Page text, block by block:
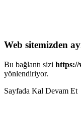
Web sitemizden
Bu bağlantı sizi https://
yönlendiriyor.
Sayfada Kal Devam Et